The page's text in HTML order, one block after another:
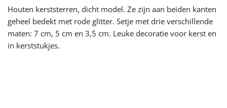
Houten kerststerren, dicht model. Ze zijn aan beiden kanten
geheel bedekt met rode glitter. Setje met drie verschillende
maten: 7 cm, 5 cm en 3,5 cm. Leuke decoratie voor kerst en
in kerststukjes.